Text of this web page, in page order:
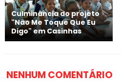
Culminância do projeto
"Não Me Toque Que Eu
Digo" em Casinhas
NENHUM COMENTÁRIO